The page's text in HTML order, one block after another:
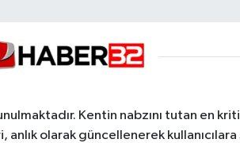
Kentin nabzını tutan en
olarak güncellenerek